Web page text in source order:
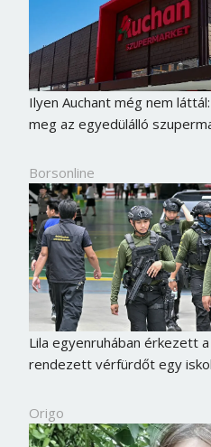
Ilyen Auchant még nem
meg az egyedülálló
Borsonline
Lila egyenruhában érkezett
rendezett vérfürdőt egy
Origo